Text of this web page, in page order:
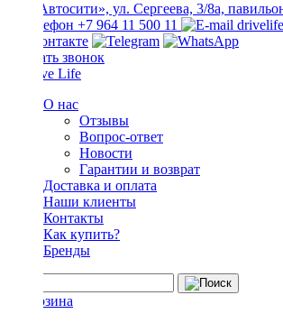
ТЦ «Автосити», ул. Сергеева, 3/8а,
+7 964 11 500 11
Заказать звонок
О нас
Отзывы
Вопрос-ответ
Новости
Гарантии и возврат
Доставка и оплата
Наши клиенты
Контакты
Как купить?
Бренды